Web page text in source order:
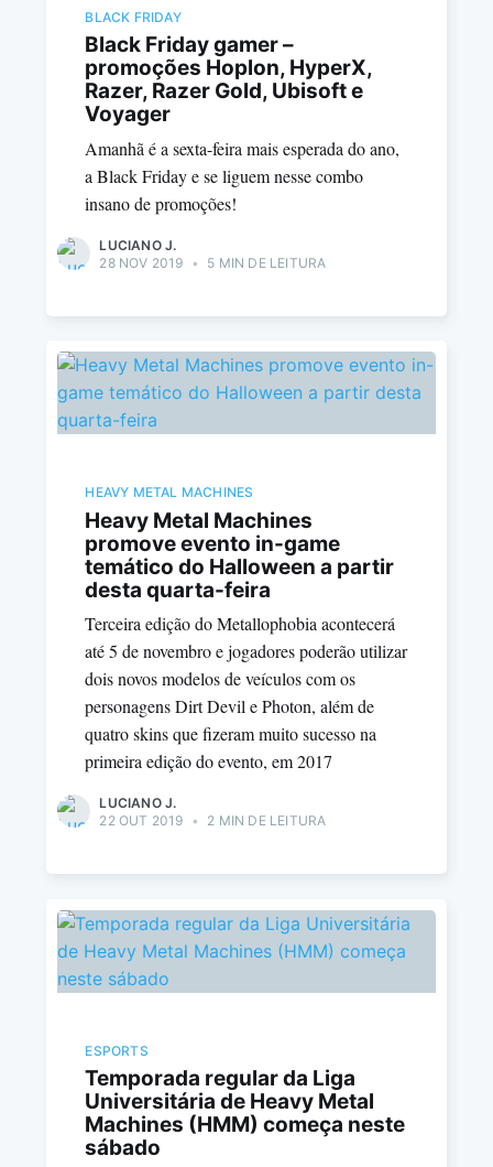
BLACK FRIDAY
Black Friday gamer –
promoções Hoplon, HyperX,
Razer, Razer Gold, Ubisoft e
Voyager
Amanhã é a sexta-feira mais esperada do ano,
a Black Friday e se liguem nesse combo
insano de promoções!
LUCIANO J.
28 NOV 2019 • 5 MIN DE LEITURA
HEAVY METAL MACHINES
Heavy Metal Machines
promove evento in-game
temático do Halloween a partir
desta quarta-feira
Terceira edição do Metallophobia acontecerá
até 5 de novembro e jogadores poderão utilizar
dois novos modelos de veículos com os
personagens Dirt Devil e Photon, além de
quatro skins que fizeram muito sucesso na
primeira edição do evento, em 2017
LUCIANO J.
22 OUT 2019 • 2 MIN DE LEITURA
ESPORTS
Temporada regular da Liga
Universitária de Heavy Metal
Machines (HMM) começa neste
sábado